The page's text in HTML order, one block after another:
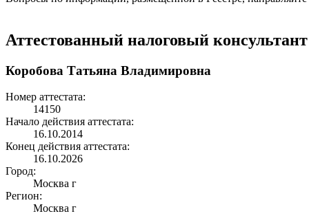
Аттестованный налоговый консультант
Коробова Татьяна Владимировна
Номер аттестата:
14150
Начало действия аттестата:
16.10.2014
Конец действия аттестата:
16.10.2026
Город:
Москва г
Регион:
Москва г